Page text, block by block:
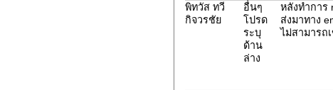
พิทวัส ทวี
กิจวรชัย
อื่นๆ
โปรด
ระบุ
ด้าน
ล่าง
หลังทำการ
ส่งมาทาง
ไม่สามารถ